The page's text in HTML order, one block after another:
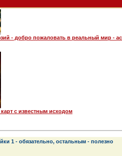
- добро пожаловать в реальный мир -
с известным исходом
1 - обязательно, остальным - полезно